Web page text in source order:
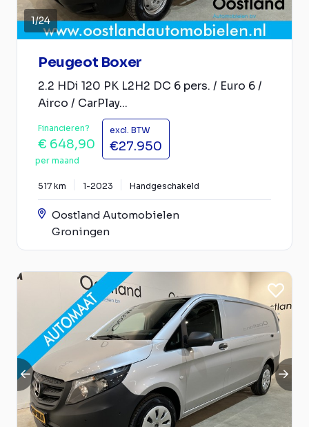
1/24
Peugeot Boxer
2.2 HDi 120 PK L2H2 DC 6 pers. / Euro 6 /
Airco / CarPlay...
Financieren?
€ 648,90
per maand
excl. BTW
€27.950
517 km 1-2023 Handgeschakeld
Oostland Automobielen
Groningen